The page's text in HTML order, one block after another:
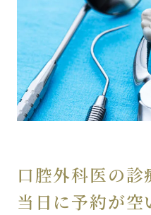
口腔外科医の診
当日に予約が空